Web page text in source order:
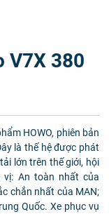
V7X 380
HOWO, phiên bản
là thế hệ được phát
lớn trên thế giới, hội
vị: An toàn nhất của
chắn nhất của MAN;
Quốc. Xe phục vụ